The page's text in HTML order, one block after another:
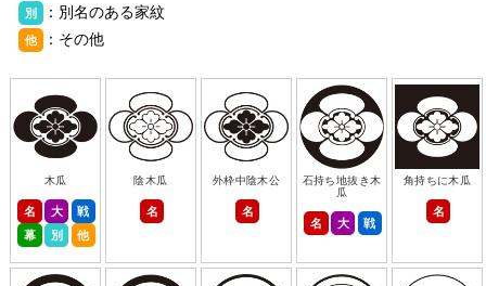
別 ：別名のある家紋
他 ：その他
木瓜
名 大
戦
幕
別 他
陰木瓜
名
外枠中陰木公
名
石持ち地抜き木
瓜
名 大 戦
角持ちに木瓜
名